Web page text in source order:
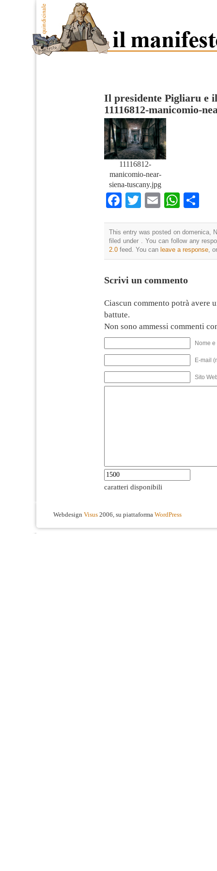
Il presidente Pigliaru e
11116812-manicomio-
11116812-
manicomio-near-
siena-tuscany.jpg
Facebook
TwitterEmail
This entry was posted on domenica,
filed under . You can follow any
2.0 feed. You can leave a response,
Scrivi un commento
Ciascun commento potrà avere
battute.
Non sono ammessi commenti
Nome
E-mail
Sito
caratteri disponibili
Webdesign Visus 2006, su piattaforma WordPress